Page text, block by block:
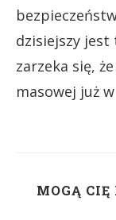
dzisiejszy
zarzeka się,
masowej już
MOGĄ CIĘ